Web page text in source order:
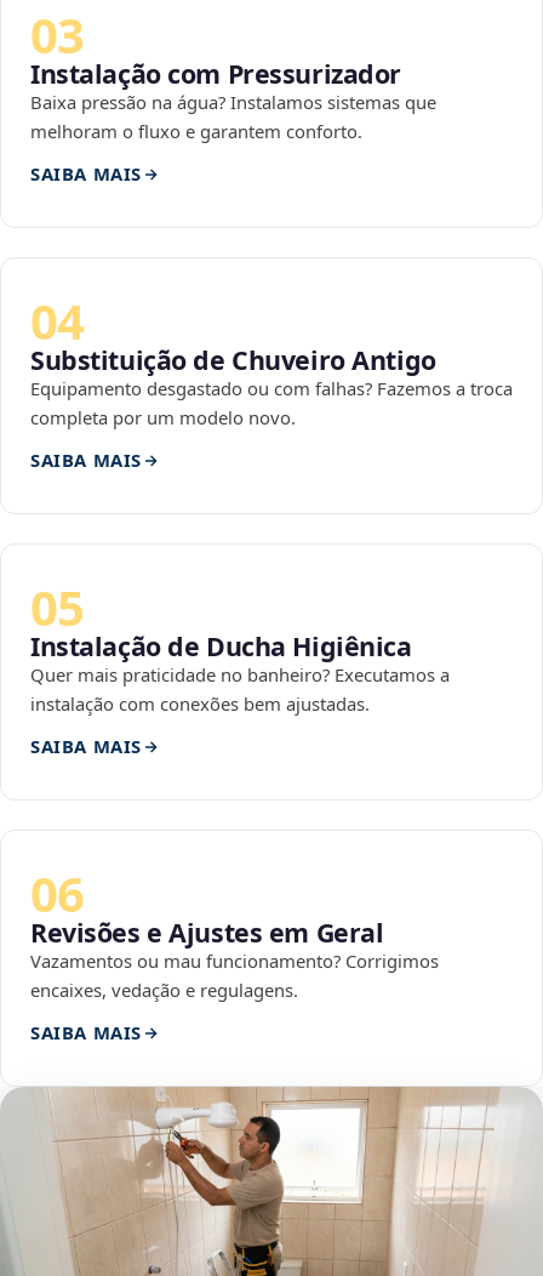
03
Instalação com Pressurizador
Baixa pressão na água? Instalamos sistemas que
melhoram o fluxo e garantem conforto.
SAIBA MAIS
04
Substituição de Chuveiro Antigo
Equipamento desgastado ou com falhas? Fazemos a troca
completa por um modelo novo.
SAIBA MAIS
05
Instalação de Ducha Higiênica
Quer mais praticidade no banheiro? Executamos a
instalação com conexões bem ajustadas.
SAIBA MAIS
06
Revisões e Ajustes em Geral
Vazamentos ou mau funcionamento? Corrigimos
encaixes, vedação e regulagens.
SAIBA MAIS